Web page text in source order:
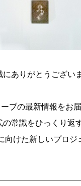
ありがとうござい
ブの最新情報をお
常識をひっくり返
向けた新しいプロジ